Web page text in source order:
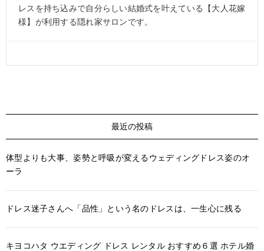
レスを持ち込みで自分らしい結婚式を叶えている【大人花嫁
様】が利用する隠れ家サロンです。
最近の投稿
体型よりも大事、姿勢と呼吸が変えるウェディングドレス姿のオ
ーラ
ドレス迷子さんへ「品性」という名のドレスは、一生心に残る
キヨコハタ ウエディング ドレス レンタル おすすめ６選 ホテル婚